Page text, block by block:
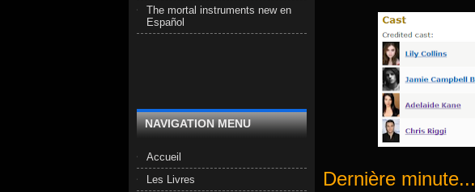
The mortal instruments new en
Español
NAVIGATION MENU
Accueil
Les Livres
Dernière minute...